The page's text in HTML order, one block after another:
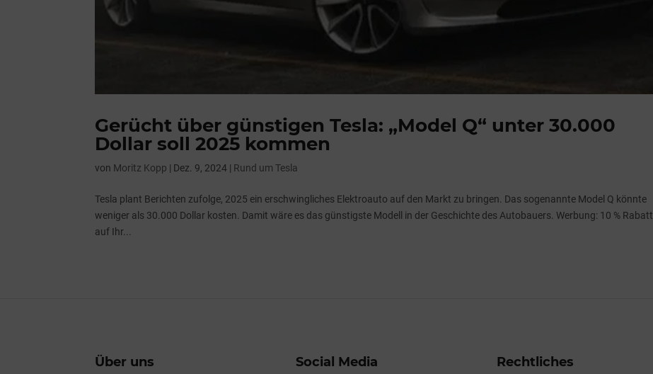
Gerücht über günstigen Tesla: „Model Q“ unter 30.000
Dollar soll 2025 kommen
von Moritz Kopp | Dez. 9, 2024 | Rund um Tesla
Tesla plant Berichten zufolge, 2025 ein erschwingliches Elektroauto auf den Markt zu bringen. Das sogenannte Model Q könnte
weniger als 30.000 Dollar kosten. Damit wäre es das günstigste Modell in der Geschichte des Autobauers. Werbung: 10 % Rabatt
auf Ihr...
Über uns Social Media Rechtliches